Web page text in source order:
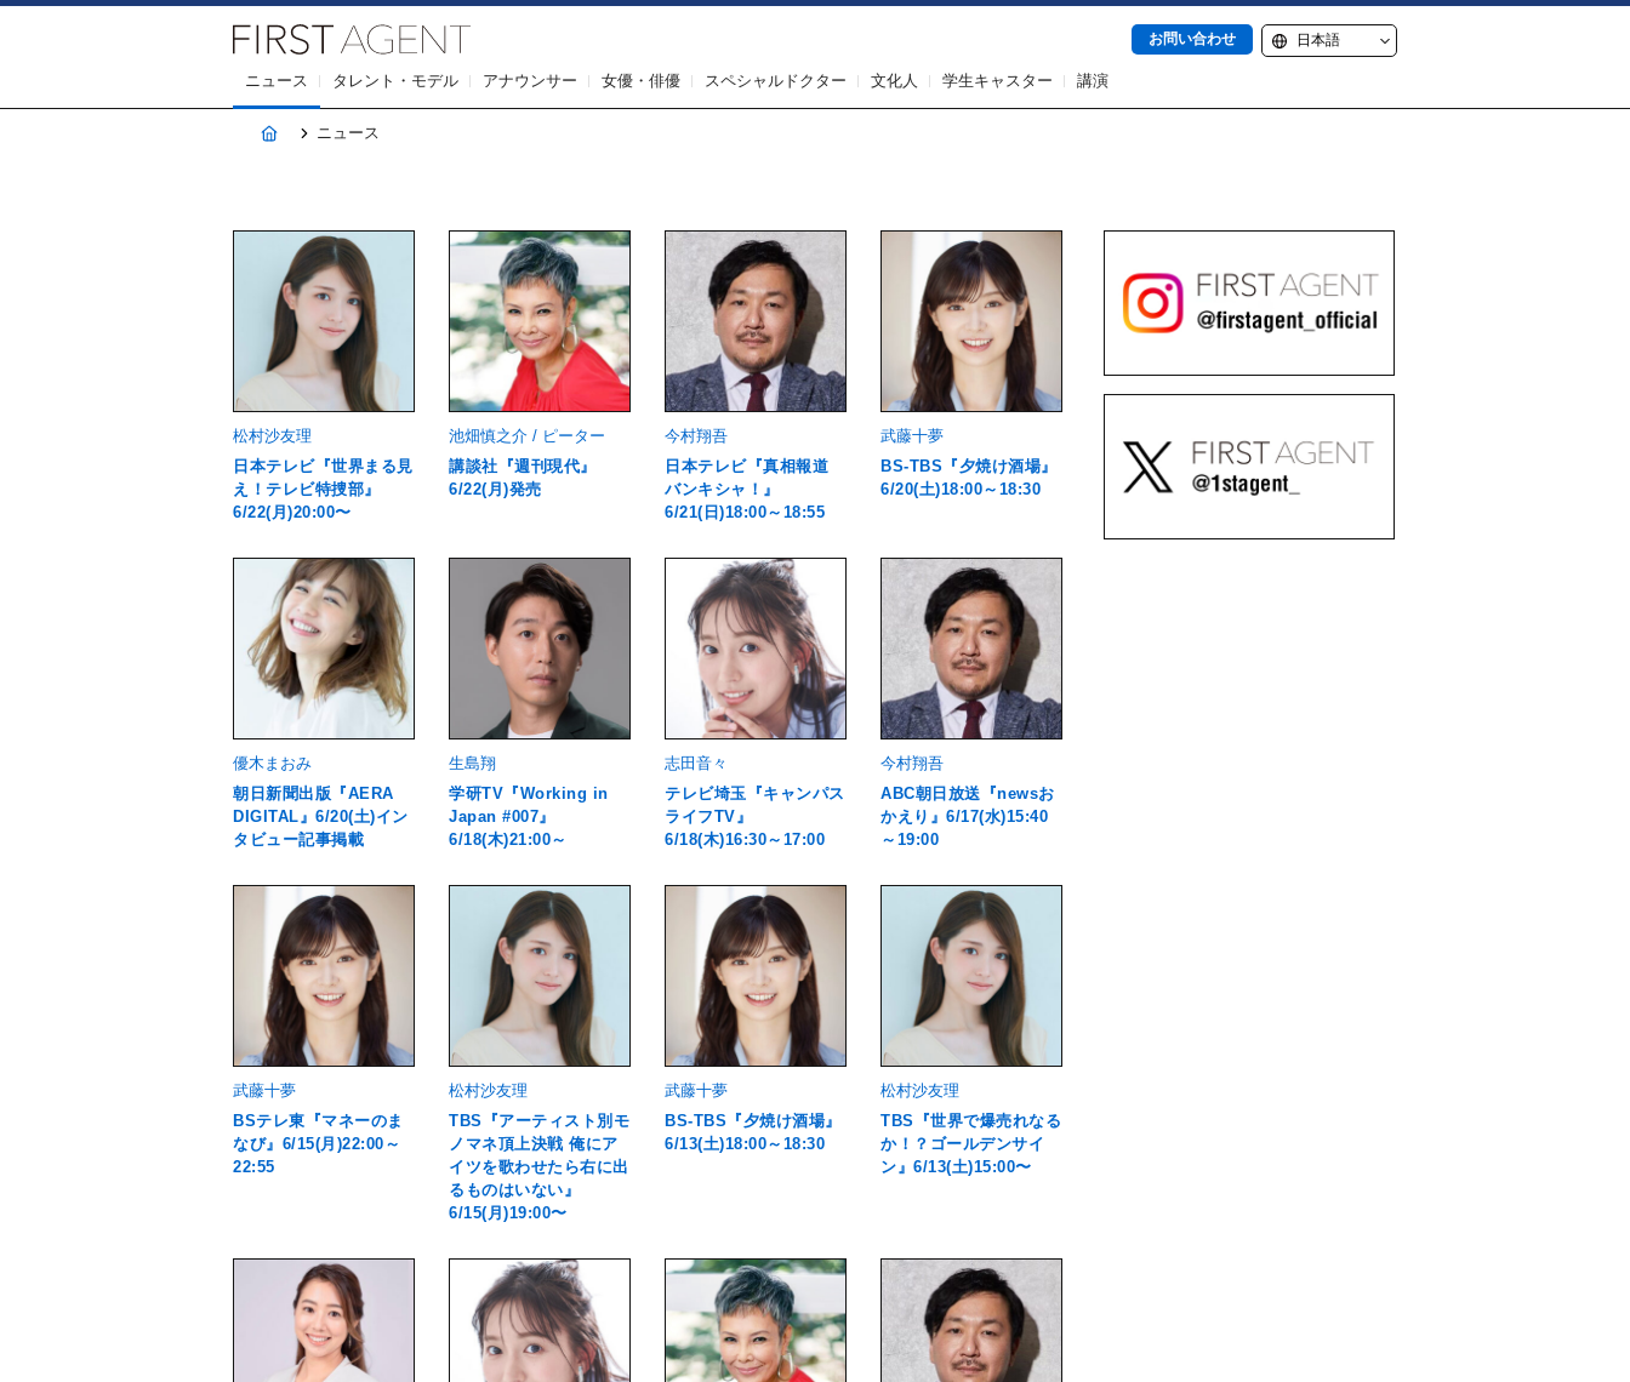
お問い合わせ
ニュース タレント・モデル アナウンサー 女優・俳優 スペシャルドクター 文化人 学生キャスター 講演
ホームニュース
松村沙友理
日本テレビ『世界まる見
え！テレビ特捜部』
6/22(月)20:00〜
池畑慎之介 / ピーター
講談社『週刊現代』
6/22(月)発売
今村翔吾
日本テレビ『真相報道
バンキシャ！』
6/21(日)18:00～18:55
武藤十夢
BS-TBS『夕焼け酒場』
6/20(土)18:00～18:30
優木まおみ
朝日新聞出版『AERA
DIGITAL』6/20(土)イン
タビュー記事掲載
生島翔
学研TV『Working in
Japan #007』
6/18(木)21:00～
志田音々
テレビ埼玉『キャンパス
ライフTV』
6/18(木)16:30～17:00
今村翔吾
ABC朝日放送『newsお
かえり』6/17(水)15:40
～19:00
武藤十夢
BSテレ東『マネーのま
なび』6/15(月)22:00～
22:55
松村沙友理
TBS『アーティスト別モ
ノマネ頂上決戦 俺にア
イツを歌わせたら右に出
るものはいない』
6/15(月)19:00〜
武藤十夢
BS-TBS『夕焼け酒場』
6/13(土)18:00～18:30
松村沙友理
TBS『世界で爆売れなる
か！？ゴールデンサイ
ン』6/13(土)15:00〜